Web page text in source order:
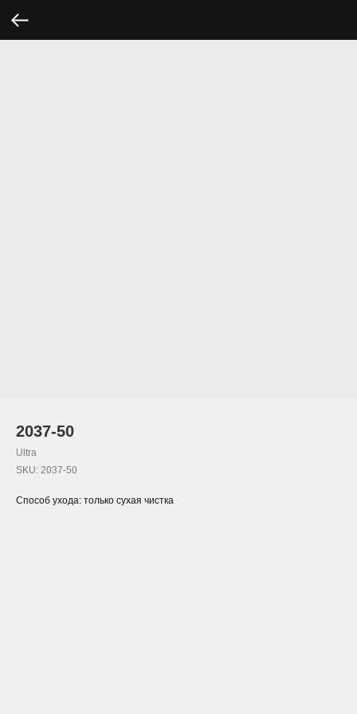
2037-50
Ultra
SKU: 2037-50
Способ ухода: только сухая чистка